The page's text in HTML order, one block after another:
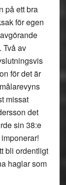
på ett bra
för egen
Två av
för det är
missat
det
sin 38:e
bli ordentligt
haglar som